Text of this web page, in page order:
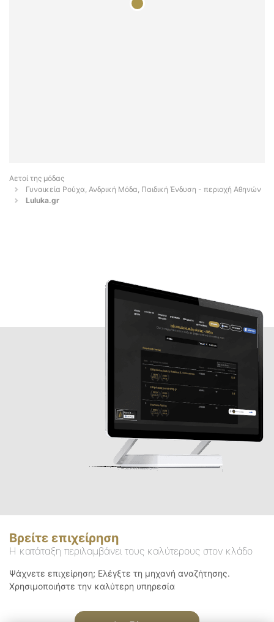
Αετοί της μόδας
Γυναικεία Ρούχα, Ανδρική Μόδα, Παιδική Ένδυση - περιοχή Αθηνών
Luluka.gr
Βρείτε επιχείρηση
Η κατάταξη περιλαμβάνει τους καλύτερους στον κλάδο
Ψάχνετε επιχείρηση; Ελέγξτε τη μηχανή αναζήτησης.
Χρησιμοποιήστε την καλύτερη υπηρεσία